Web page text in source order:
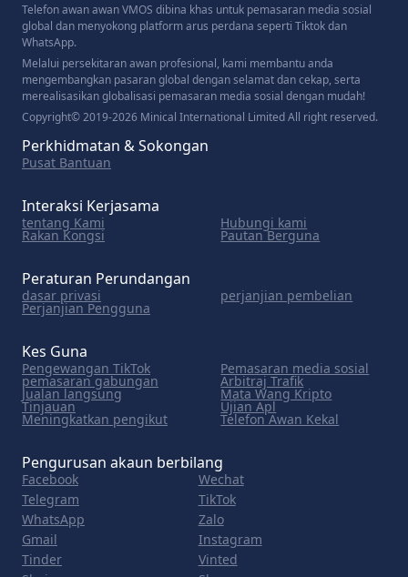
Telefon awan awan VMOS dibina khas untuk pemasaran media sosial
global dan menyokong platform arus perdana seperti Tiktok dan
WhatsApp.
Melalui persekitaran awan profesional, kami membantu anda
mengembangkan pasaran global dengan selamat dan cekap, serta
merealisasikan globalisasi pemasaran media sosial dengan mudah!
Copyright© 2019-2026 Minical International Limited All right reserved.
Perkhidmatan & Sokongan
Pusat Bantuan
Interaksi Kerjasama
tentang Kami Hubungi kami
Rakan Kongsi Pautan Berguna
Peraturan Perundangan
dasar privasi perjanjian pembelian
Perjanjian Pengguna
Kes Guna
Pengewangan TikTok Pemasaran media sosial
pemasaran gabungan Arbitraj Trafik
Jualan langsung Mata Wang Kripto
Tinjauan Ujian Apl
Meningkatkan pengikut Telefon Awan Kekal
Pengurusan akaun berbilang
Facebook
Wechat
Telegram
TikTok
WhatsApp
Zalo
Gmail
Instagram
Tinder
Vinted